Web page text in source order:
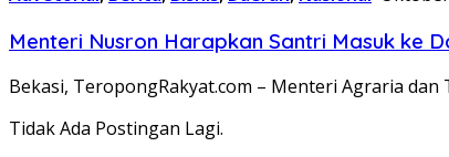
Menteri Nusron Harapkan Santri Masuk ke
Bekasi, TeropongRakyat.com – Menteri Agraria
Tidak Ada Postingan Lagi.